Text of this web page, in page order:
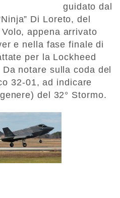
guidato dal
Di Loreto, del
appena arrivato
e nella fase finale di
per la Lockheed
notare sulla coda del
32-01, ad indicare
del 32° Stormo.